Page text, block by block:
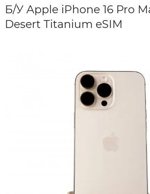
Б/У Apple iPhone 16 Pro
Desert Titanium eSIM